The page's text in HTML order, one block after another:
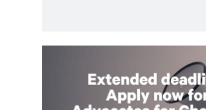
"Extended
deadline:
Apply